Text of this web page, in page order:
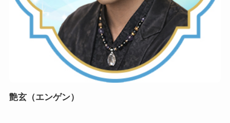
艶玄（エンゲン）